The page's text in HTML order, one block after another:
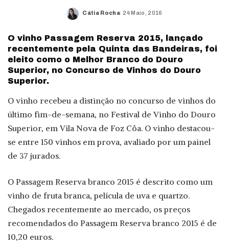
Posted
Cátia Rocha 24 Maio, 2016
O vinho Passagem Reserva 2015, lançado
recentemente pela Quinta das Bandeiras, foi
eleito como o Melhor Branco do Douro
Superior, no Concurso de Vinhos do Douro
Superior.
O vinho recebeu a distinção no concurso de vinhos do
último fim-de-semana, no Festival de Vinho do Douro
Superior, em Vila Nova de Foz Côa. O vinho destacou-
se entre 150 vinhos em prova, avaliado por um painel
de 37 jurados.
O Passagem Reserva branco 2015 é descrito como um
vinho de fruta branca, película de uva e quartzo.
Chegados recentemente ao mercado, os preços
recomendados do Passagem Reserva branco 2015 é de
10,20 euros.